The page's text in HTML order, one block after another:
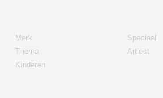
Merk
Thema
Kinderen
Speciaal
Artiest